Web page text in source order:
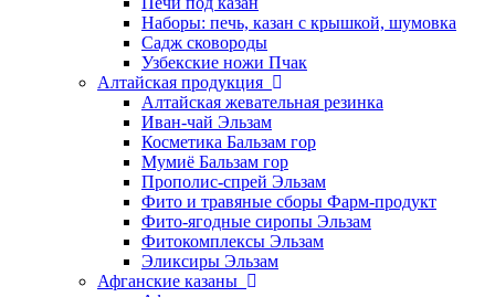
Наборы: печь, казан с крышкой, шумовка
Садж сковороды
Узбекские ножи Пчак
Алтайская продукция
Алтайская жевательная резинка
Иван-чай Эльзам
Косметика Бальзам гор
Мумиё Бальзам гор
Прополис-спрей Эльзам
Фито и травяные сборы Фарм-продукт
Фито-ягодные сиропы Эльзам
Фитокомплексы Эльзам
Эликсиры Эльзам
Афганские казаны